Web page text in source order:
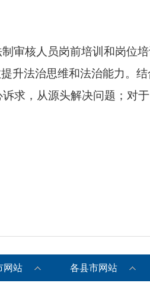
审核人员岗前培训和岗位
升法治思维和法治能力。
求，从源头解决问题；对
网站 各县市网站